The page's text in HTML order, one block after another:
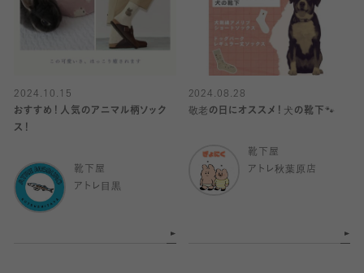
2024.10.15
おすすめ！人気のアニマル柄ソック
ス！
靴下屋
アトレ目黒
2024.08.28
敬老の日にオススメ！犬の靴下🐾
靴下屋
アトレ秋葉原店